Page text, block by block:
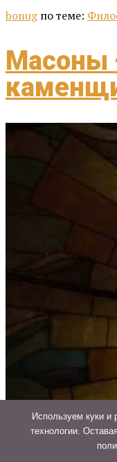
bonug по теме:
Масоны
Используем куки и
технологии.